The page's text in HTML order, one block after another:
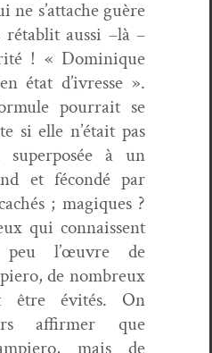
ne s’attache guère
rétablit aus­si –là –
! « Dominique
état d’ivresse ».
pour­rait se
si elle n’était pas
super­posée à un
et fécondé par
; mag­iques ?
qui con­nais­sent
l’œuvre de
de nom­breux
être évités. On
affirmer que
mais de